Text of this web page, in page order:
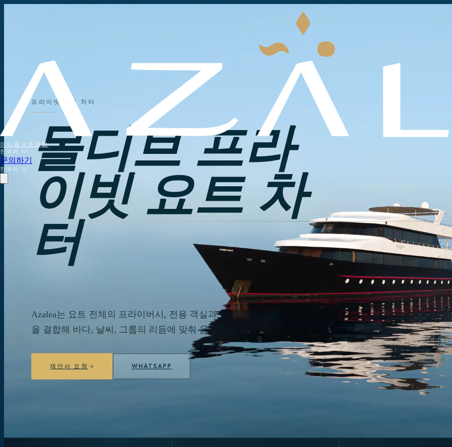
아티클 요트 경험
한국어
문의하기
한국어
프라이빗 요트 차터
몰디브 프라
이빗 요트 차
터
Azalea는 요트 전체의 프라이버시, 전용 객실과 현지 루트 경험
을 결합해 바다, 날씨, 그룹의 리듬에 맞춰 움직입니다.
제안서 요청 WHATSAPP